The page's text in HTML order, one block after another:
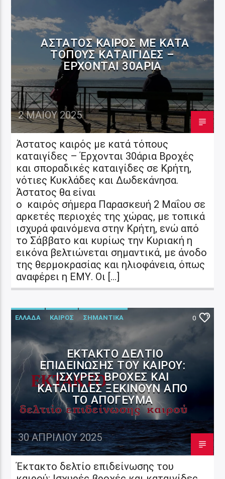
ΆΣΤΑΤΟΣ ΚΑΙΡΌΣ ΜΕ ΚΑΤΆ
ΤΌΠΟΥΣ ΚΑΤΑΙΓΊΔΕΣ –
ΈΡΧΟΝΤΑΙ 30ΆΡΙΑ
2 ΜΑΪ́ΟΥ 2025
Άστατος καιρός με κατά τόπους
καταιγίδες – Έρχονται 30άρια Βροχές
και σποραδικές καταιγίδες σε Κρήτη,
νότιες Κυκλάδες και Δωδεκάνησα.
Άστατος θα είναι
ο καιρός σήμερα Παρασκευή 2 Μαΐου σε
αρκετές περιοχές της χώρας, με τοπικά
ισχυρά φαινόμενα στην Κρήτη, ενώ από
το Σάββατο και κυρίως την Κυριακή η
εικόνα βελτιώνεται σημαντικά, με άνοδο
της θερμοκρασίας και ηλιοφάνεια, όπως
αναφέρει η ΕΜΥ. Οι […]
ΕΛΛΑΔΑ ΚΑΙΡΟΣ ΣΗΜΑΝΤΙΚΑ 0
ΈΚΤΑΚΤΟ ΔΕΛΤΊΟ
ΕΠΙΔΕΊΝΩΣΗΣ ΤΟΥ ΚΑΙΡΟΎ:
ΙΣΧΥΡΈΣ ΒΡΟΧΈΣ ΚΑΙ
ΚΑΤΑΙΓΊΔΕΣ ΞΕΚΙΝΟΎΝ ΑΠΌ
ΤΟ ΑΠΌΓΕΥΜΑ
30 ΑΠΡΙΛΊΟΥ 2025
Έκτακτο δελτίο επιδείνωσης του